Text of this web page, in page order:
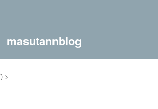
masutannblog
>